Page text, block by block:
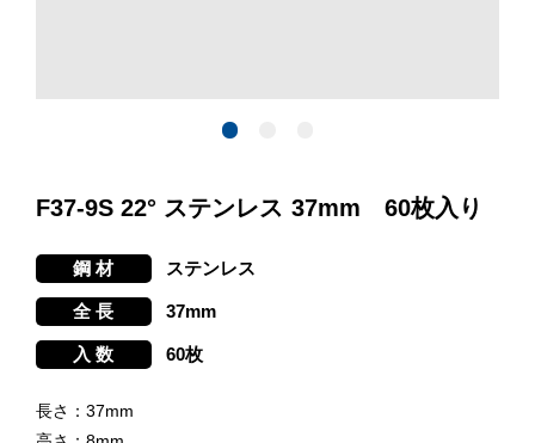
F37-9S 22° ステンレス 37mm 60枚入り
ステンレス
37mm
60枚
長さ：37mm